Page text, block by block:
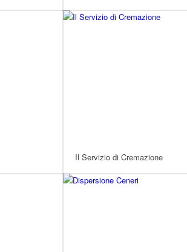
Il Servizio di Cremazione